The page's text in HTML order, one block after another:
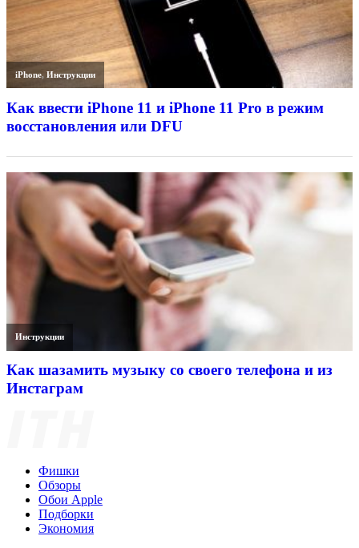
iPhone,Инструкции
Как ввести iPhone 11 и iPhone 11 Pro в режим
восстановления или DFU
Инструкции
Как шазамить музыку со своего телефона и из
Инстаграм
Фишки
Обзоры
Обои Apple
Подборки
Экономия